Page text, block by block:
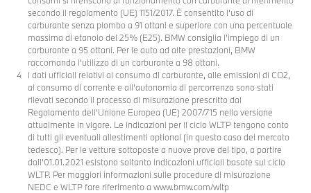
secondo il regolamento (UE) 1151/2017. È consentito l’uso di
carburante senza piombo a 91 ottani e superiore con una percentuale
massima di etanolo del 25% (E25). BMW consiglia l’impiego di un
carburante a 95 ottani. Per le auto ad alte prestazioni, BMW
raccomanda l'utilizzo di un carburante a 98 ottani.
I dati ufficiali relativi al consumo di carburante, alle emissioni di CO2,
al consumo di corrente e all’autonomia di percorrenza sono stati
rilevati secondo il processo di misurazione prescritto dal
Regolamento dell’Unione Europea (UE) 2007/715 nella versione
attualmente in vigore. Le indicazioni per il ciclo WLTP tengono conto
di tutti gli eventuali allestimenti optional (in questo caso del mercato
tedesco). Per le vetture sottoposte a nuove prove del tipo, a partire
dall’01.01.2021 esistono soltanto indicazioni ufficiali basate sul ciclo
WLTP. Per maggiori informazioni sulle procedure di misurazione
NEDC e WLTP fare riferimento a www.bmw.com/wltp